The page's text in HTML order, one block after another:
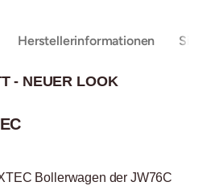
Herstellerinformationen
- NEUER LOOK
Bollerwagen der JW76C